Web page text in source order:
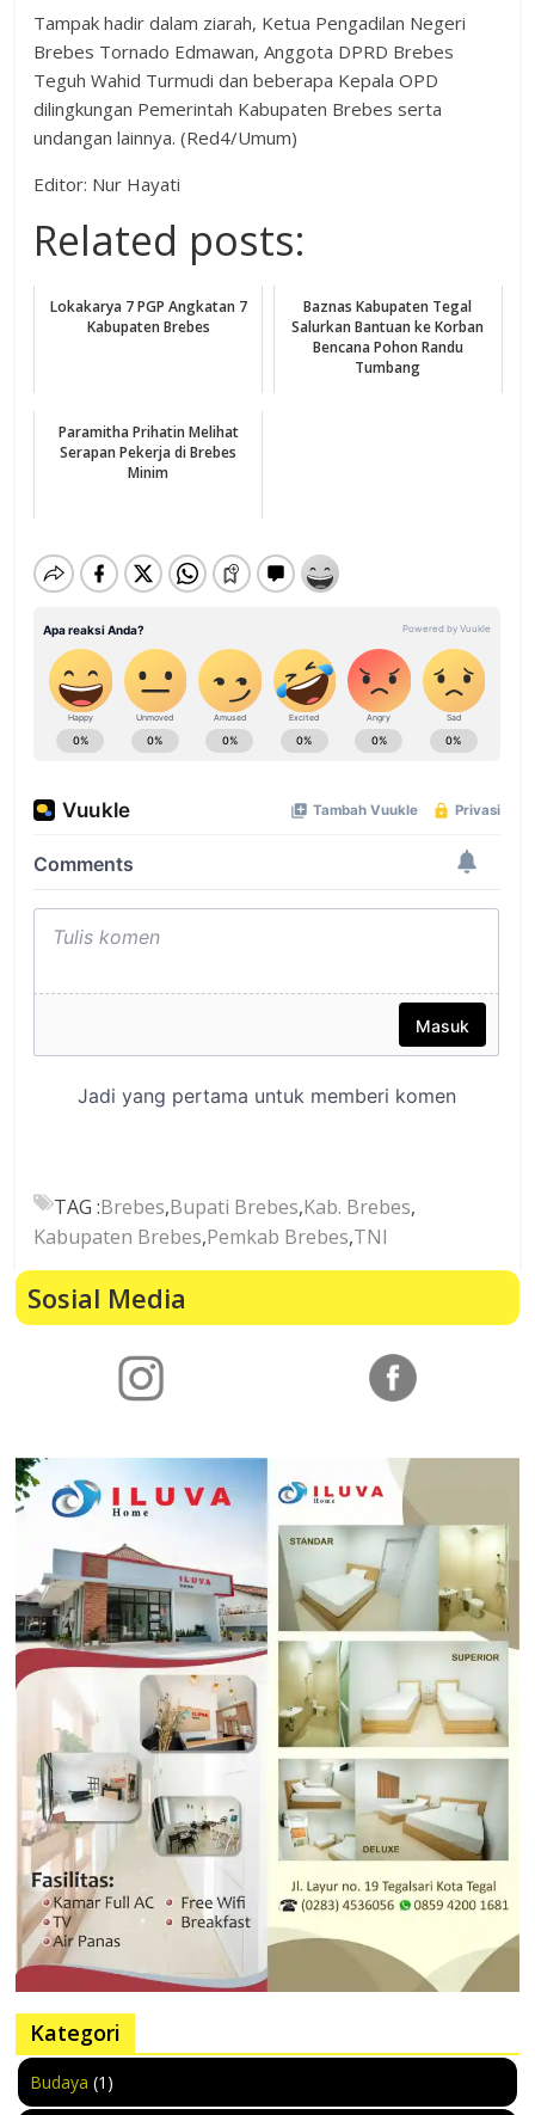
Tampak hadir dalam ziarah, Ketua Pengadilan Negeri
Brebes Tornado Edmawan, Anggota DPRD Brebes
Teguh Wahid Turmudi dan beberapa Kepala OPD
dilingkungan Pemerintah Kabupaten Brebes serta
undangan lainnya. (Red4/Umum)
Editor: Nur Hayati
Related posts:
Lokakarya 7 PGP Angkatan 7
Kabupaten Brebes
Baznas Kabupaten Tegal
Salurkan Bantuan ke Korban
Bencana Pohon Randu
Tumbang
Paramitha Prihatin Melihat
Serapan Pekerja di Brebes
Minim
TAG :Brebes,Bupati Brebes,Kab. Brebes,
Kabupaten Brebes,Pemkab Brebes,TNI
Sosial Media
Kategori
Budaya (1)